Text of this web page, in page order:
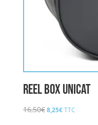
REEL BOX UNICAT
16,50€Le
8,25€Le
TTC